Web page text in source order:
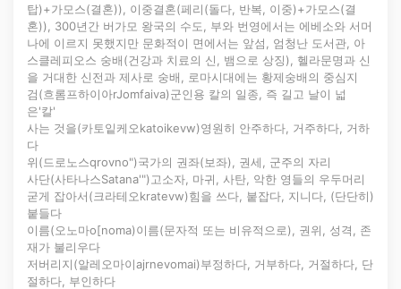
탑)+가모스(결혼)), 이중결혼(페리(돌다, 반복, 이중)+가모스(결
혼)), 300년간 버가모 왕국의 수도, 부와 번영에서는 에베소와 서머
나에 이르지 못했지만 문화적이 면에서는 앞섬, 엄청난 도서관, 아
스클레피오스 숭배(건강과 치료의 신, 뱀으로 상징), 헬라문명과 신
을 거대한 신전과 제사로 숭배, 로마시대에는 황제숭배의 중심지
검(흐롬프하이아rJomfaiva)군인용 칼의 일종, 즉 길고 날이 넓
은'칼'
사는 것을(카토잍케오katoikevw)영원히 안주하다, 거주하다, 거하
다
위(드로노스qrovno")국가의 권좌(보좌), 권세, 군주의 자리
사단(사타나스Satana'")고소자, 마귀, 사탄, 악한 영들의 우두머리
굳게 잡아서(크라테오kratevw)힘을 쓰다, 붙잡다, 지니다, (단단히)
붙들다
이름(오노마o[noma)이름(문자적 또는 비유적으로), 권위, 성격, 존
재가 불리우다
저버리지(알레오마이ajrnevomai)부정하다, 거부하다, 거절하다, 단
절하다, 부인하다